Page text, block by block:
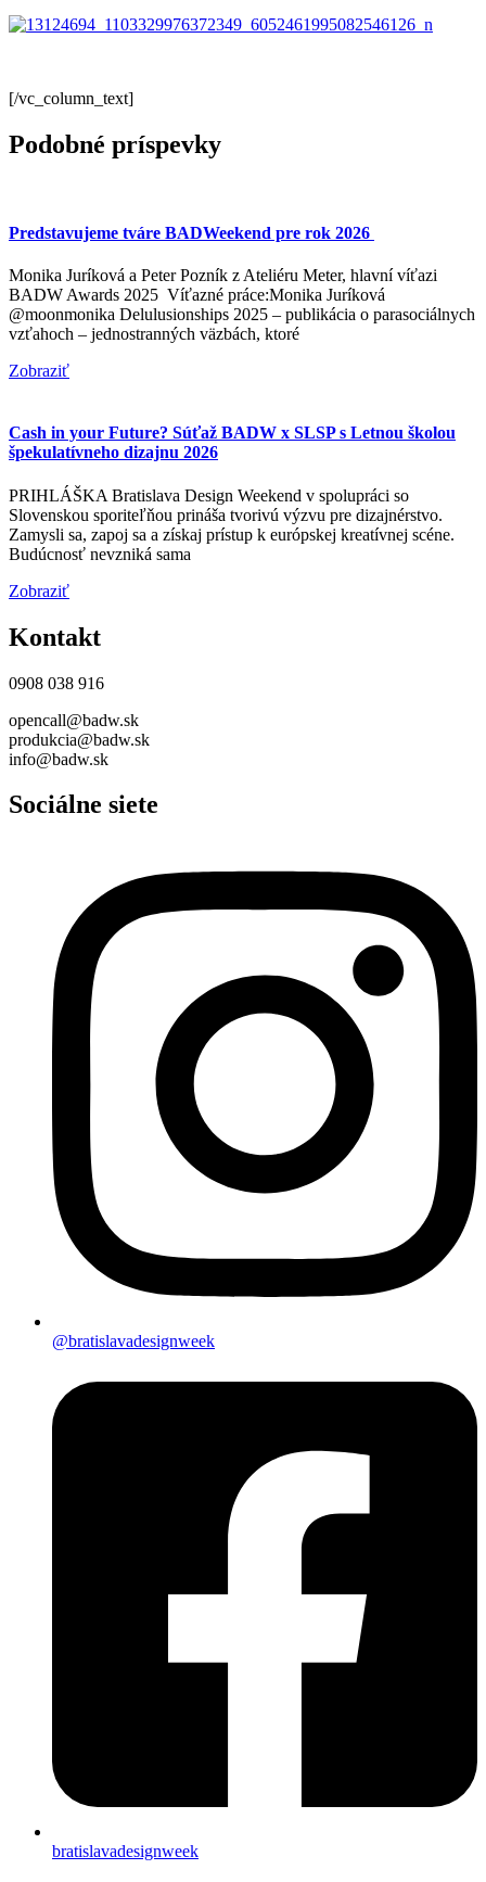
[/vc_column_text]
Podobné príspevky
Predstavujeme tváre BADWeekend pre rok 2026
Monika Juríková a Peter Pozník z Ateliéru Meter, hlavní víťazi
BADW Awards 2025 Víťazné práce:Monika Juríková
@moonmonika Delulusionships 2025 – publikácia o parasociálnych
vzťahoch – jednostranných väzbách, ktoré
Zobraziť
Cash in your Future? Súťaž BADW x SLSP s Letnou školou
špekulatívneho dizajnu 2026
PRIHLÁŠKA Bratislava Design Weekend v spolupráci so
Slovenskou sporiteľňou prináša tvorivú výzvu pre dizajnérstvo.
Zamysli sa, zapoj sa a získaj prístup k európskej kreatívnej scéne.
Budúcnosť nevzniká sama
Zobraziť
Kontakt
0908 038 916
opencall@badw.sk
produkcia@badw.sk
info@badw.sk
Sociálne siete
@bratislavadesignweek
bratislavadesignweek